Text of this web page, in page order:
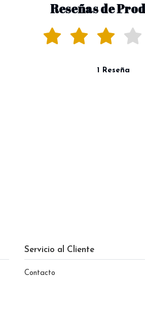
Reseñas de
1 Reseña
Servicio al Cliente
Contacto